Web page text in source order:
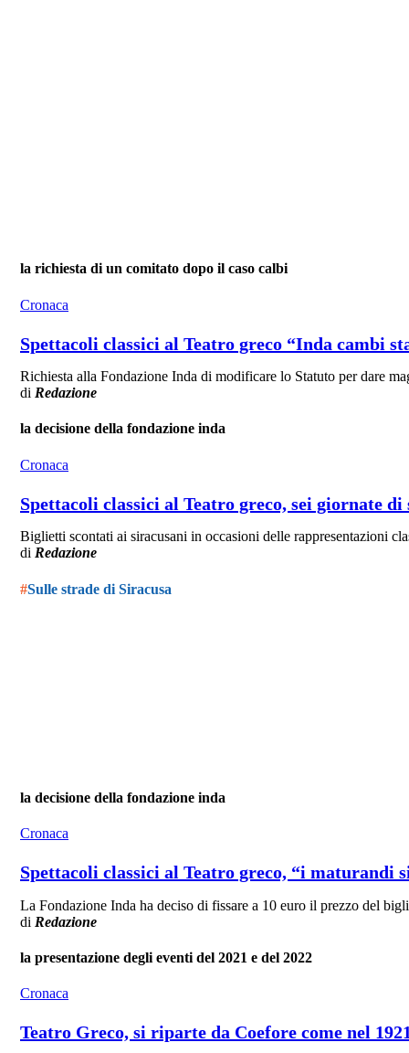
la richiesta di un comitato dopo il caso calbi
Cronaca
Spettacoli classici al Teatro greco “Inda cambi
Richiesta alla Fondazione Inda di modificare lo Statuto per dare
di Redazione
la decisione della fondazione inda
Cronaca
Spettacoli classici al Teatro greco, sei giornate
Biglietti scontati ai siracusani in occasioni delle rappresentazioni
di Redazione
#Sulle strade di Siracusa
la decisione della fondazione inda
Cronaca
Spettacoli classici al Teatro greco, “i maturandi
La Fondazione Inda ha deciso di fissare a 10 euro il prezzo del
di Redazione
la presentazione degli eventi del 2021 e del 2022
Cronaca
Teatro Greco, si riparte da Coefore come nel